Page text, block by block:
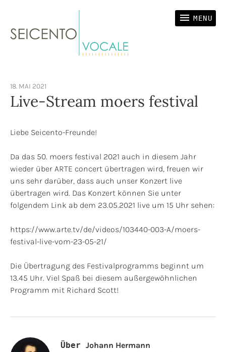
MENU
Live-Stream moers festival
18. MAI 2021
Liebe Seicento-Freunde!
Da das 50. moers festival 2021 auch in diesem Jahr
wieder über ARTE concert übertragen wird, freuen wir
uns sehr darüber, dass auch unser Konzert live
übertragen wird. Das Konzert können Sie unter
folgendem Link ab dem 23.05.2021 live um 15 Uhr sehen:
https://www.arte.tv/de/videos/103440-003-A/moers-
festival-live-vom-23-05-21/
Die Übertragung des Festivalprogramms beginnt um
13.45 Uhr. Viel Spaß bei diesem außergewöhnlichen
Programm mit Richard Scott!
Über Johann Hermann